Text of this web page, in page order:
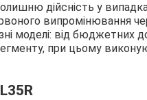
дійсність у
випромінювання
моделі: від бюджетних
при цьому